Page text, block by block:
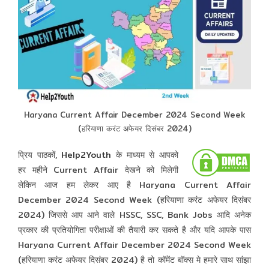
Haryana Current Affair December 2024 Second Week
(हरियाणा करंट अफेयर दिसंबर 2024)
प्रिय पाठकों, Help2Youth के माध्यम से आपको
हर महीने Current Affair देखने को मिलेगी
लेकिन आज हम लेकर आए है Haryana Current Affair
December 2024 Second Week (हरियाणा करंट अफेयर दिसंबर
2024) जिससे आप आने वाले HSSC, SSC, Bank Jobs आदि अनेक
प्रकार की प्रतियोगिता परीक्षाओं की तैयारी कर सकते है और यदि आपके पास
Haryana Current Affair December 2024 Second Week
(हरियाणा करंट अफेयर दिसंबर 2024) है तो कॉमेंट बॉक्स मे हमारे साथ सांझा